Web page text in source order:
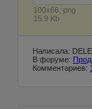
100x66, png
15.9 Kb
Написала:
В форуме:
Комментариев: